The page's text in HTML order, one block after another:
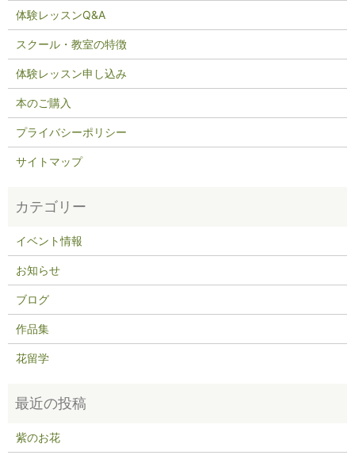
体験レッスンQ&A
スクール・教室の特徴
体験レッスン申し込み
本のご購入
プライバシーポリシー
サイトマップ
イベント情報
お知らせ
ブログ
作品集
花留学
紫のお花